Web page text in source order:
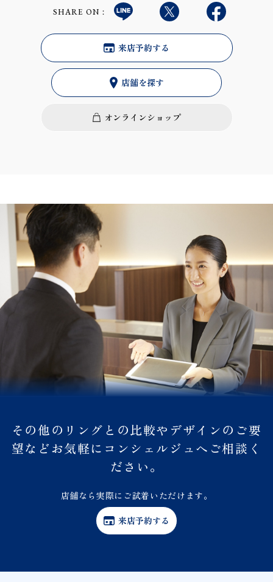
SHARE ON：
来店予約する
店舗を探す
オンラインショップ
その他のリングとの比較やデザインのご要
望などお気軽にコンシェルジュへご相談く
ださい。
店舗なら実際にご試着いただけます。
来店予約する